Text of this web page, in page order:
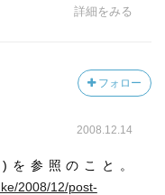
詳細をみる
フォロー
2008.12.14
参照のこと。
2008/12/post-